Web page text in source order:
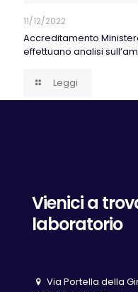
11/12/2022
Accreditamento
effettuano analisi
Leggi
Vienici a
laboratorio
Via Portella della